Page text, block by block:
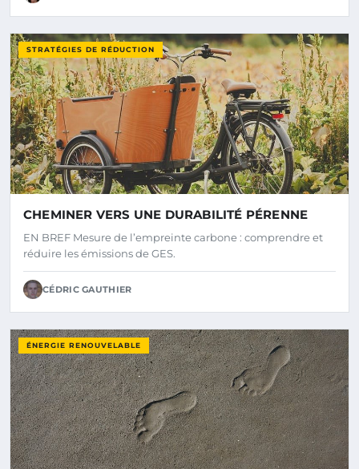
STRATÉGIES DE RÉDUCTION
CHEMINER VERS UNE DURABILITÉ PÉRENNE
EN BREF Mesure de l’empreinte carbone : comprendre et
réduire les émissions de GES.
CÉDRIC GAUTHIER
ÉNERGIE RENOUVELABLE